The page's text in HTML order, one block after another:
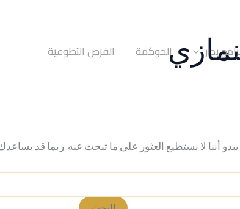
بدار الحوكمة الفرص التطوعية
يبدو أننا لا نستطيع العثور على ما تبحث عنه. ربما قد